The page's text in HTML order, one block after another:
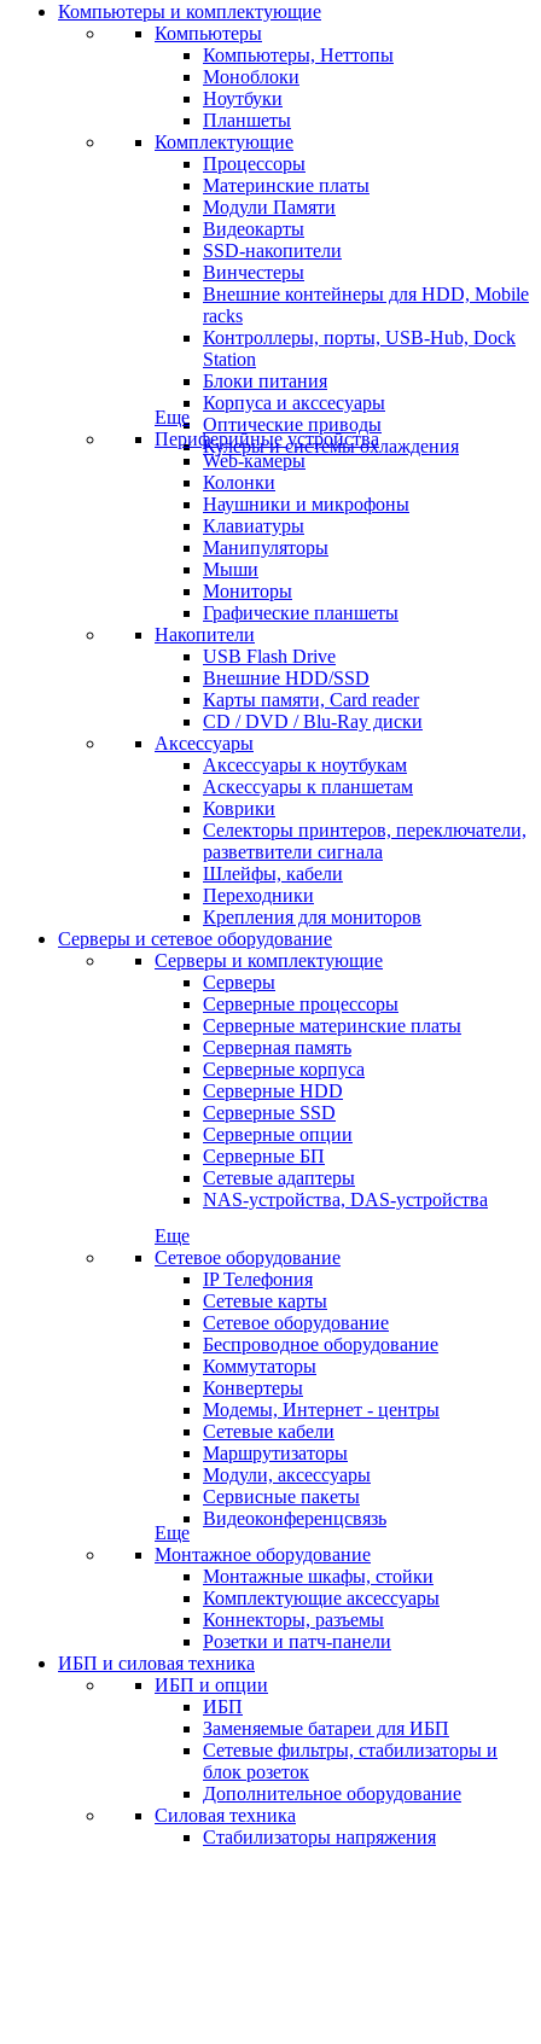
Компьютеры и комплектующие
Компьютеры
Компьютеры, Неттопы
Моноблоки
Ноутбуки
Планшеты
Комплектующие
Процессоры
Материнские платы
Модули Памяти
Видеокарты
SSD-накопители
Винчестеры
Внешние контейнеры для HDD, Mobile
racks
Контроллеры, порты, USB-Hub, Dock
Station
Блоки питания
Корпуса и акссесуары
Оптические приводы
Кулеры и системы охлаждения
Еще
Периферийные устройства
Web-камеры
Колонки
Наушники и микрофоны
Клавиатуры
Манипуляторы
Мыши
Мониторы
Графические планшеты
Накопители
USB Flash Drive
Внешние HDD/SSD
Карты памяти, Card reader
CD / DVD / Blu-Ray диски
Аксессуары
Аксессуары к ноутбукам
Аскессуары к планшетам
Коврики
Селекторы принтеров, переключатели,
разветвители сигнала
Шлейфы, кабели
Переходники
Крепления для мониторов
Серверы и сетевое оборудование
Серверы и комплектующие
Серверы
Серверные процессоры
Серверные материнские платы
Серверная память
Серверные корпуса
Серверные HDD
Серверные SSD
Серверные опции
Серверные БП
Сетевые адаптеры
NAS-устройства, DAS-устройства
Еще
Сетевое оборудование
IP Телефония
Сетевые карты
Сетевое оборудование
Беспроводное оборудование
Коммутаторы
Конвертеры
Модемы, Интернет - центры
Сетевые кабели
Маршрутизаторы
Модули, аксессуары
Сервисные пакеты
Видеоконференцсвязь
Еще
Монтажное оборудование
Монтажные шкафы, стойки
Комплектующие аксессуары
Коннекторы, разъемы
Розетки и патч-панели
ИБП и силовая техника
ИБП и опции
ИБП
Заменяемые батареи для ИБП
Сетевые фильтры, стабилизаторы и
блок розеток
Дополнительное оборудование
Силовая техника
Стабилизаторы напряжения